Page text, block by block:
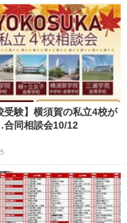
受験】横須賀の私立4校が
同相談会10/12